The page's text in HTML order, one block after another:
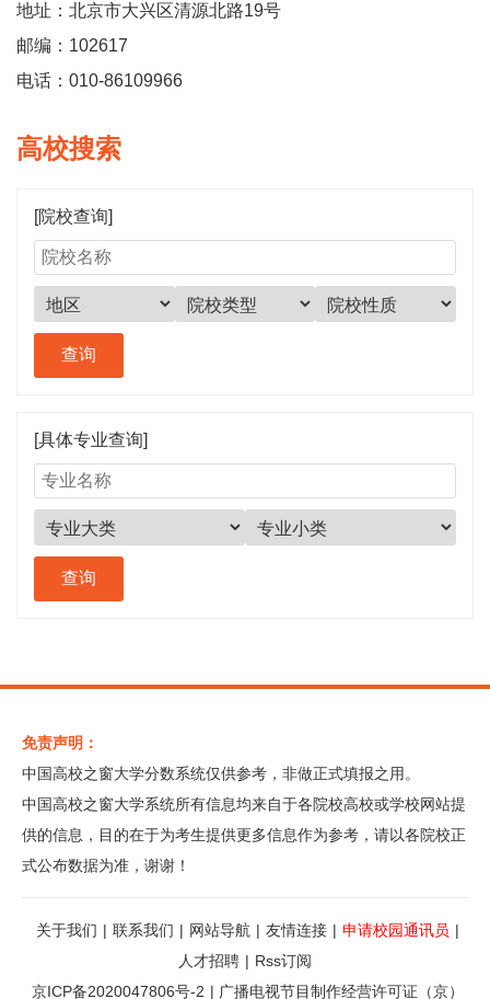
地址：北京市大兴区清源北路19号
邮编：102617
电话：010-86109966
高校搜索
[院校查询]
[具体专业查询]
免责声明：
中国高校之窗大学分数系统仅供参考，非做正式填报之用。
中国高校之窗大学系统所有信息均来自于各院校高校或学校网站提
供的信息，目的在于为考生提供更多信息作为参考，请以各院校正
式公布数据为准，谢谢！
关于我们 | 联系我们 | 网站导航 | 友情连接 | 申请校园通讯员 |
人才招聘 | Rss订阅
京ICP备2020047806号-2 | 广播电视节目制作经营许可证（京）